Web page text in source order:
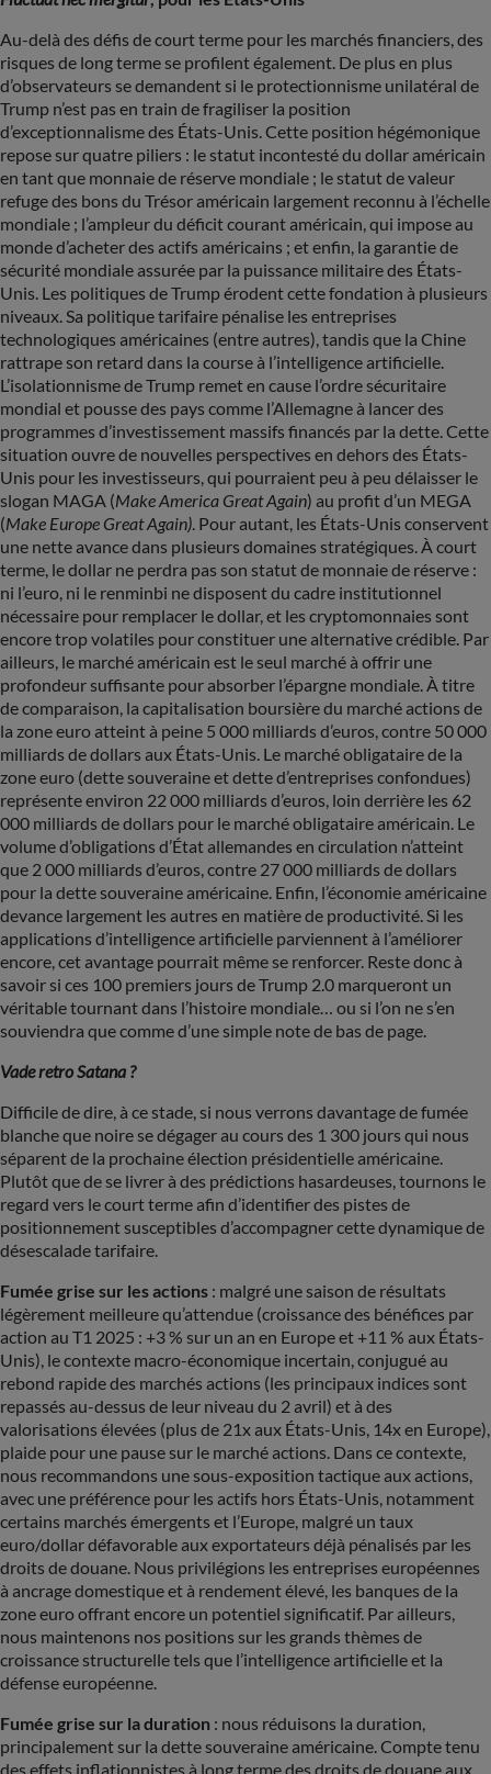
Au-delà des défis de court terme pour les marchés financiers, des
risques de long terme se profilent également. De plus en plus
d’observateurs se demandent si le protectionnisme unilatéral de
Trump n’est pas en train de fragiliser la position
d’exceptionnalisme des États-Unis. Cette position hégémonique
repose sur quatre piliers : le statut incontesté du dollar américain
en tant que monnaie de réserve mondiale ; le statut de valeur
refuge des bons du Trésor américain largement reconnu à l’échelle
mondiale ; l’ampleur du déficit courant américain, qui impose au
monde d’acheter des actifs américains ; et enfin, la garantie de
sécurité mondiale assurée par la puissance militaire des États-
Unis. Les politiques de Trump érodent cette fondation à plusieurs
niveaux. Sa politique tarifaire pénalise les entreprises
technologiques américaines (entre autres), tandis que la Chine
rattrape son retard dans la course à l’intelligence artificielle.
L’isolationnisme de Trump remet en cause l’ordre sécuritaire
mondial et pousse des pays comme l’Allemagne à lancer des
programmes d’investissement massifs financés par la dette. Cette
situation ouvre de nouvelles perspectives en dehors des États-
Unis pour les investisseurs, qui pourraient peu à peu délaisser le
slogan MAGA (Make America Great Again) au profit d’un MEGA
(Make Europe Great Again). Pour autant, les États-Unis conservent
une nette avance dans plusieurs domaines stratégiques. À court
terme, le dollar ne perdra pas son statut de monnaie de réserve :
ni l’euro, ni le renminbi ne disposent du cadre institutionnel
nécessaire pour remplacer le dollar, et les cryptomonnaies sont
encore trop volatiles pour constituer une alternative crédible. Par
ailleurs, le marché américain est le seul marché à offrir une
profondeur suffisante pour absorber l’épargne mondiale. À titre
de comparaison, la capitalisation boursière du marché actions de
la zone euro atteint à peine 5 000 milliards d’euros, contre 50 000
milliards de dollars aux États-Unis. Le marché obligataire de la
zone euro (dette souveraine et dette d’entreprises confondues)
représente environ 22 000 milliards d’euros, loin derrière les 62
000 milliards de dollars pour le marché obligataire américain. Le
volume d’obligations d’État allemandes en circulation n’atteint
que 2 000 milliards d’euros, contre 27 000 milliards de dollars
pour la dette souveraine américaine. Enfin, l’économie américaine
devance largement les autres en matière de productivité. Si les
applications d’intelligence artificielle parviennent à l’améliorer
encore, cet avantage pourrait même se renforcer. Reste donc à
savoir si ces 100 premiers jours de Trump 2.0 marqueront un
véritable tournant dans l’histoire mondiale… ou si l’on ne s’en
souviendra que comme d’une simple note de bas de page.
Vade retro Satana ?
Difficile de dire, à ce stade, si nous verrons davantage de fumée
blanche que noire se dégager au cours des 1 300 jours qui nous
séparent de la prochaine élection présidentielle américaine.
Plutôt que de se livrer à des prédictions hasardeuses, tournons le
regard vers le court terme afin d’identifier des pistes de
positionnement susceptibles d’accompagner cette dynamique de
désescalade tarifaire.
Fumée grise sur les actions : malgré une saison de résultats
légèrement meilleure qu’attendue (croissance des bénéfices par
action au T1 2025 : +3 % sur un an en Europe et +11 % aux États-
Unis), le contexte macro-économique incertain, conjugué au
rebond rapide des marchés actions (les principaux indices sont
repassés au-dessus de leur niveau du 2 avril) et à des
valorisations élevées (plus de 21x aux États-Unis, 14x en Europe),
plaide pour une pause sur le marché actions. Dans ce contexte,
nous recommandons une sous-exposition tactique aux actions,
avec une préférence pour les actifs hors États-Unis, notamment
certains marchés émergents et l’Europe, malgré un taux
euro/dollar défavorable aux exportateurs déjà pénalisés par les
droits de douane. Nous privilégions les entreprises européennes
à ancrage domestique et à rendement élevé, les banques de la
zone euro offrant encore un potentiel significatif. Par ailleurs,
nous maintenons nos positions sur les grands thèmes de
croissance structurelle tels que l’intelligence artificielle et la
défense européenne.
Fumée grise sur la duration : nous réduisons la duration,
principalement sur la dette souveraine américaine. Compte tenu
des effets inflationnistes à long terme des droits de douane aux